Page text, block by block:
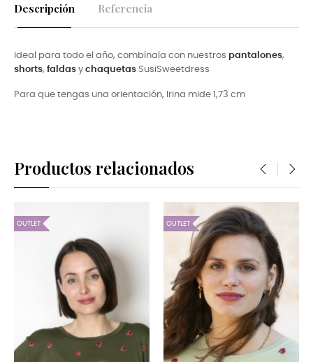
Descripción Referencia
Ideal para todo el año, combínala con nuestros pantalones,
shorts, faldas y chaquetas SusiSweetdress
Para que tengas una orientación, Irina mide 1,73 cm
Productos relacionados
OUTLET